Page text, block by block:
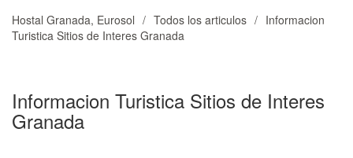
Hostal Granada, Eurosol Todos los articulos
Informacion
Turistica Sitios de Interes Granada
Informacion Turistica Sitios de Interes
Granada